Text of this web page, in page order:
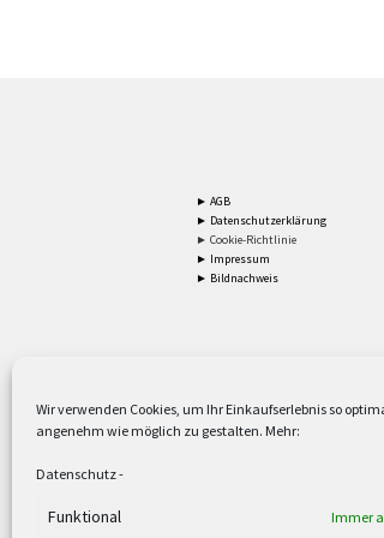
Wir verwenden Cookies, um Ihr Einkaufserlebnis so
angenehm wie möglich zu gestalten. Mehr:
Datenschutz-
Funktional Immer
► AGB
► Datenschutzerklärung
► Cookie-Richtlinie
► Impressum
► Bildnachweis
Versandkostenfrei ab 59,90 €
oder gewerblichen Tätigkeit. Kein